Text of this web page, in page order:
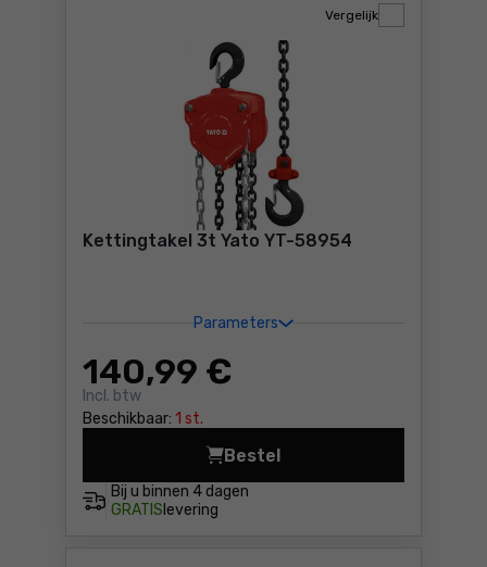
Kettingtakel 3t Yato YT-58954
Parameters
140,99 €
Incl. btw
Beschikbaar: 1 st.
Vergelijk
Bij u binnen 4 dagen
GRATIS levering
Bestel
Kettingtakel 3t Yato YT-